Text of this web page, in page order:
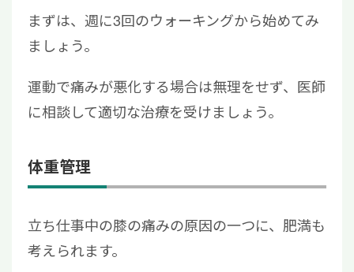
まずは、週に3回のウォーキングから始めてみ
ましょう。
運動で痛みが悪化する場合は無理をせず、医師
に相談して適切な治療を受けましょう。
体重管理
立ち仕事中の膝の痛みの原因の一つに、肥満も
考えられます。